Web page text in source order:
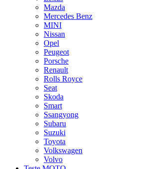
Mazda
Mercedes Benz
MINI
Nissan
Opel
Peugeot
Porsche
Renault
Rolls Royce
Seat
Skoda
Smart
Ssangyong
Subaru
Suzuki
Toyota
Volkswagen
Volvo